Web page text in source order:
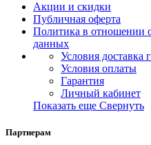
Акции и скидки
Публичная оферта
Политика в отношении
данных
Условия доставка
Условия оплаты
Гарантия
Личный кабинет
Показать еще Свернуть
Партнерам